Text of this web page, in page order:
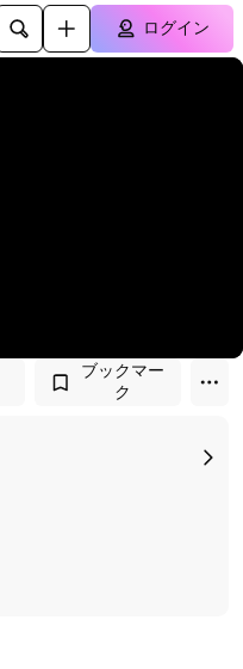
ログイン
ブックマー
ク